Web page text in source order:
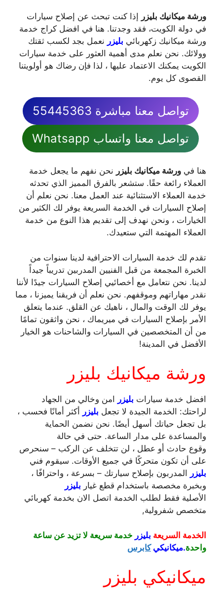
ورشة ميكانيك بليزر
إذا كنت تبحث عن إصلاح سيارات
في دولة الكويت، فقد وجدتنا. هنا في افضل كراج خدمة
ورشة ميكانيك زكهربائي بليزر نعمل بجد لكسب ثقتك
وولائك. نحن نعلم مدى أهمية العثور على خدمة سيارات
الكويت يمكنك الاعتماد عليها ، لذا فإن رضاك ​​هو أولويتنا
القصوى كل يوم.
تواصل معنا مباشرة 55445363
تواصل معنا واتساب Whatsapp
هنا في ورشة ميكانيك بليزر نحن نفهم ما يجعل خدمة
العملاء رائعة حقًا. ستشعر بالفرق المميز الذي تحدثه
خدمة العملاء الاستثنائية عند العمل معنا. نحن نعلم أن
إصلاح السيارات في الخدمة السريعة يوفر لك الكثير من
الخيارات ، ونحن نهدف إلى تقديم هذا النوع من خدمة
العملاء المهتمة التي ستعيدك.
تقدم لك خدمة السيارات الاحترافية لدينا سنوات من
الخبرة المجمعة من قبل الفنيين المدربين تدريباً جيداً
لدينا. نحن نتعامل مع أخصائيي إصلاح السيارات جيدًا لأننا
نقدر مهاراتهم وموقفهم. نحن نعلم أن فريقنا يميزنا ، مما
يوفر لك الوقت والمال ، ناهيك عن القلق. عندما يتعلق
الأمر بإصلاح السيارات في ميريماك ، نحن واثقون تمامًا
من أن المتخصصين في السيارات والشاحنات هو الخيار
الأفضل في المدينة!
ورشة ميكانيك بليزر
افضل خدمة سيارات بليزر
امن وخالي من الجهاد
لراحتك: الخدمة الجيدة لا تجعل بليزر
أكثر أمانًا فحسب ،
بل تجعل حياتك أسهل أيضًا. نحن نضمن الحماية
والمساعدة على مدار الساعة. حتى في حالة
وقوع حادث أو عطل ، لن تتخلف عن الركب – سنحرص
على أن تكون متحركًا في جميع الأوقات. سيقوم فني
بليزر
المدربون بإصلاح سيارتك – بسرعة ، واحترافًا ،
وبخبرة مخصصة باستخدام قطع غيار بليزر
الأصلية فقط لطلب الخدمة اتصل الان بخدمة كهربائي
متخصص شفرولية,
الخدمة السريعة بليزر خدمة سريعة لا تزيد عن ساعة
واحدة.ميكانيكيكابرس
ميكانيكي بليزر